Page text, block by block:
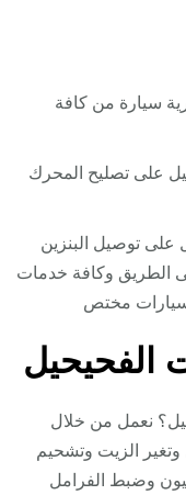
سيارة من كافة
على تصليح المحرك
على توصيل البنزين
الطريق وكافة خدمات
سيارات مختص
الفحيحيل
نعمل من خلال
الزيت وتشحيم
وضبط الفرامل